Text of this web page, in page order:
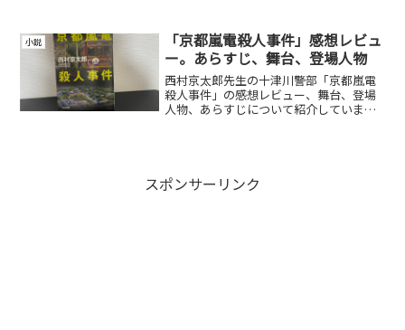
小説
「京都嵐電殺人事件」感想レビュ
ー。あらすじ、舞台、登場人物
西村京太郎先生の十津川警部「京都嵐電
殺人事件」の感想レビュー、舞台、登場
人物、あらすじについて紹介していま
スポンサーリンク